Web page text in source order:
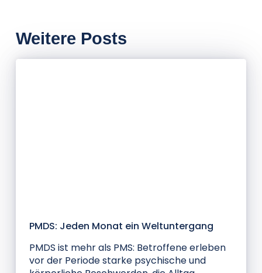
Weitere Posts
PMDS: Jeden Monat ein Weltuntergang
PMDS ist mehr als PMS: Betroffene erleben
vor der Periode starke psychische und